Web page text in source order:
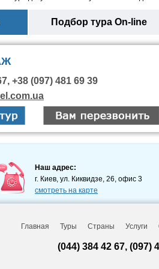
Подбор тура On-line
+38 (097) 481 69 39
Наш адрес:
г. Киев, ул. Киквидзе, 26, офис 3
смотреть на карте
Главная Туры Страны Услуги
(044) 384 42 67, (097)